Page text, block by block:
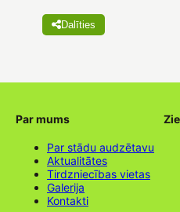
Dalīties
Par mums
Par stādu audzētavu
Aktualitātes
Tirdzniecības vietas
Galerija
Kontakti